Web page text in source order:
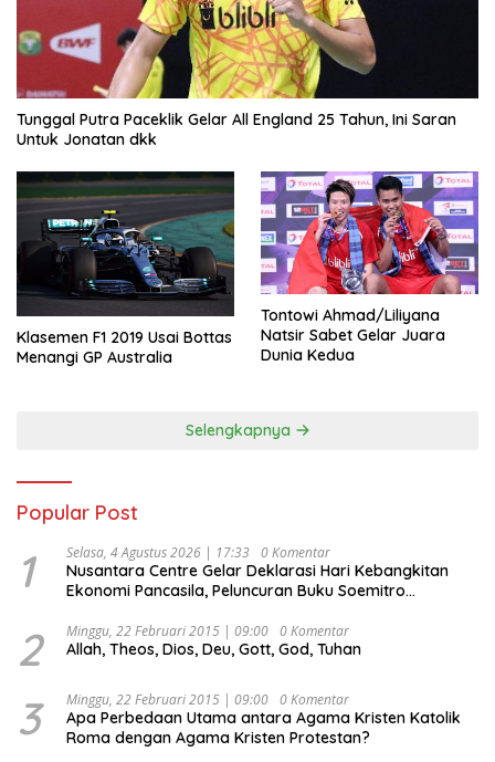
Tunggal Putra Paceklik Gelar All England 25 Tahun, Ini Saran
Untuk Jonatan dkk
Klasemen F1 2019 Usai Bottas
Menangi GP Australia
Tontowi Ahmad/Liliyana
Natsir Sabet Gelar Juara
Dunia Kedua
Selengkapnya
Popular Post
1 Selasa, 4 Agustus 2026 | 17:33 0 Komentar
Nusantara Centre Gelar Deklarasi Hari Kebangkitan
Ekonomi Pancasila, Peluncuran Buku Soemitro
Ekonomi Politik Indonesia) & Simposium Nasional
“Urgensi Undang-Undang Perekonomian Nasional dan
Indonesia Emas 2045”,
2 Minggu, 22 Februari 2015 | 09:00 0 Komentar
Allah, Theos, Dios, Deu, Gott, God, Tuhan
3 Minggu, 22 Februari 2015 | 09:00 0 Komentar
Apa Perbedaan Utama antara Agama Kristen Katolik
Roma dengan Agama Kristen Protestan?